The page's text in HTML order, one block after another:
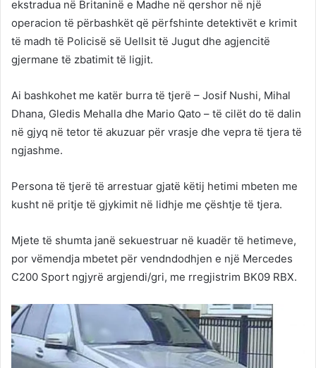
ekstradua në Britaninë e Madhe në qershor në një
operacion të përbashkët që përfshinte detektivët e krimit
të madh të Policisë së Uellsit të Jugut dhe agjencitë
gjermane të zbatimit të ligjit.
Ai bashkohet me katër burra të tjerë – Josif Nushi, Mihal
Dhana, Gledis Mehalla dhe Mario Qato – të cilët do të dalin
në gjyq në tetor të akuzuar për vrasje dhe vepra të tjera të
ngjashme.
Persona të tjerë të arrestuar gjatë këtij hetimi mbeten me
kusht në pritje të gjykimit në lidhje me çështje të tjera.
Mjete të shumta janë sekuestruar në kuadër të hetimeve,
por vëmendja mbetet për vendndodhjen e një Mercedes
C200 Sport ngjyrë argjendi/gri, me rregjistrim BK09 RBX.